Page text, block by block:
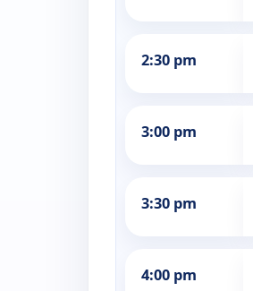
2:30 pm
3:00 pm
3:30 pm
4:00 pm